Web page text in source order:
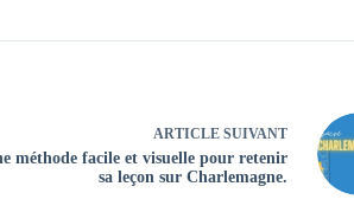
ARTICLESUIVANT
méthode facile et visuelle pour retenir
sa leçon sur Charlemagne.